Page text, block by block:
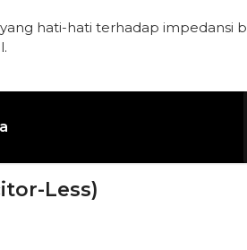
hati-hati terhadap impedansi
Less)